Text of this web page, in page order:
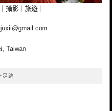
攝影｜旅遊｜
Taiwan
足跡